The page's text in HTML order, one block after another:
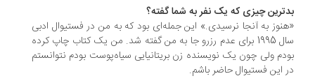
چیزی که یک نفر به شما گفته؟
به آنجا نرسیدی.» این جمله‌ای بود که به من در فستیوال ادبی
سال 1995 برای عدم رزرو جا به من گفته شد. من یک کتاب چاپ کرده
ولی چون یک نویسنده زن بریتانیایی سیاه‌پوست بودم نتوانستم
این فستیوال حاضر باشم.